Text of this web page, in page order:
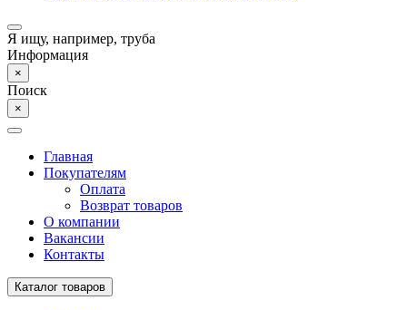
Я ищу, например, труба
Информация
×
Поиск
×
Главная
Покупателям
Оплата
Возврат товаров
О компании
Вакансии
Контакты
Каталог товаров